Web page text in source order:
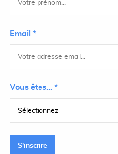
Email *
Vous êtes... *
S'inscrire